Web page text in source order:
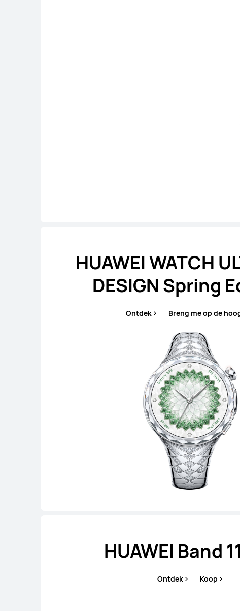
HUAWEI WATCH
DESIGN Spring
Ontdek Breng me op de
HUAWEI Band
Ontdek Koop